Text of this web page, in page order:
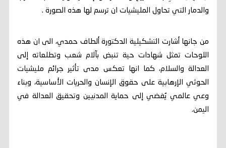
والدمار التي تحاول المليشيات ان ترسم لها هذه الصورة .
من جانها أشارت التشكيلية الدكتورة ألطاف حمدي، الى ان هذه
اللوحات تمثل شهادات حية تنبض بآلام شعب وتطلعاته إلى
العدالة والسلام، كما انها تعكس مدى تأثير جرائم مليشيات
الحوثي الإرهابية على حقوق الإنسان والحريات الأساسية، وبناء
وعي عالمي يُفضي إلى حماية المدنيين وتحقيق العدالة في
اليمن.